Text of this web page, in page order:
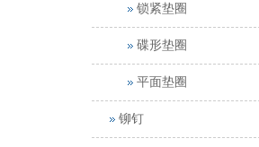
锁紧垫圈
碟形垫圈
平面垫圈
铆钉